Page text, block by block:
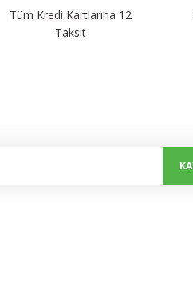
Tüm Kredi Kartlarına 12
Taksit